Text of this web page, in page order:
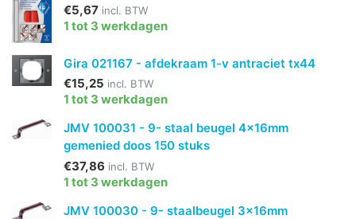
€5,67 incl. BTW
1 tot 3 werkdagen
Gira 021167 - afdekraam 1-v antraciet tx44
€15,25 incl. BTW
1 tot 3 werkdagen
JMV 100031 - 9- staal beugel 4x16mm
gemenied doos 150 stuks
€37,86 incl. BTW
1 tot 3 werkdagen
JMV 100030 - 9- staalbeugel 3x16mm